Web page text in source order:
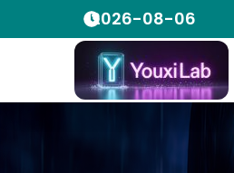
2026-08-06